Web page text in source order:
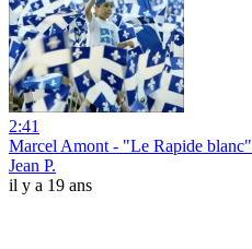
2:41
Marcel Amont - "Le Rapide blanc"
Jean P.
il y a 19 ans